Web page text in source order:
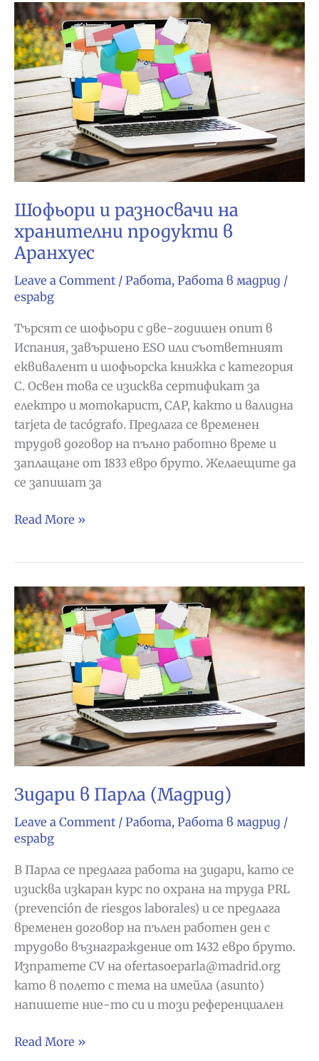
Пинто,
Мадрид
Шофьори и разносвачи на
хранителни продукти в
Аранхуес
Leave a Comment / Работа, Работа в мадрид /
espabg
Търсят се шофьори с две-годишен опит в
Испания, завършено ESO или съответният
еквивалент и шофьорска книжка с категория
C. Освен това се изисква сертификат за
електро и мотокарист, CAP, както и валидна
tarjeta de tacógrafo. Предлага се временен
трудов договор на пълно работно време и
заплащане от 1833 евро бруто. Желаещите да
се запишат за
Шофьори
хранителни
продукти
в
Аранхуес
Read More »
Зидари в Парла (Мадрид)
Leave a Comment / Работа, Работа в мадрид /
espabg
В Парла се предлага работа на зидари, като се
изисква изкаран курс по охрана на труда PRL
(prevención de riesgos laborales) и се предлага
временен договор на пълен работен ден с
трудово възнаграждение от 1432 евро бруто.
Изпратете CV на ofertasoeparla@madrid.org
като в полето с тема на имейла (asunto)
напишете ние-то си и този референциален
Зидари
Read More »